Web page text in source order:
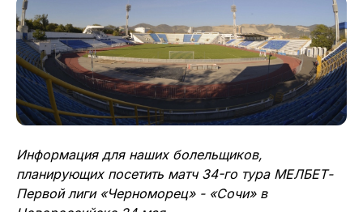
Информация для наших болельщиков,
планирующих посетить матч 34-го тура МЕЛБЕТ-
Первой лиги «Черноморец» - «Сочи» в